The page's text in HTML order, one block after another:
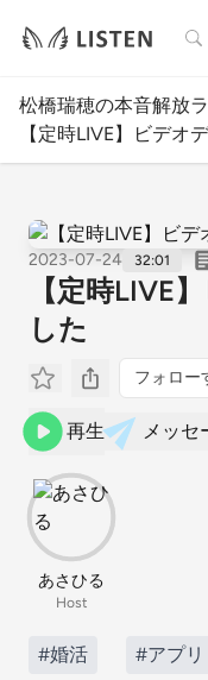
検索
松橋瑞穂の本音解放
【定時LIVE】ビデオ
2023-07-24 32:01
【定時LIVE
した
フォロー
再生 メッセ
あさひる
Host
#婚活 #アプリ